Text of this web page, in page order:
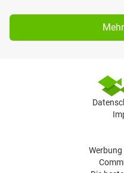
Werbung